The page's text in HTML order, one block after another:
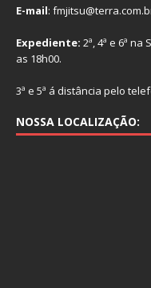
E-mail:
Expediente: 2ª, 4ª e 6ª na
as 18h00.
3ª e 5ª á distância pelo
NOSSA LOCALIZAÇÃO: